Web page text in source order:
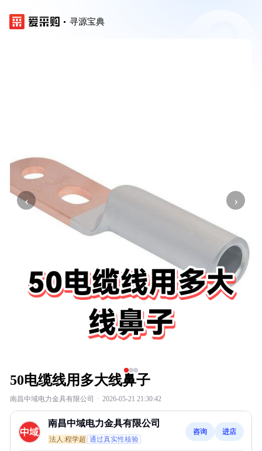
寻源宝典
‹ ›
50电缆线用多大线鼻子
南昌中域电力金具有限公司 · 2026-05-21 21:30:42
南昌中域电力金具有限公司
法人:程学超 通过真实性核验
咨询 进店